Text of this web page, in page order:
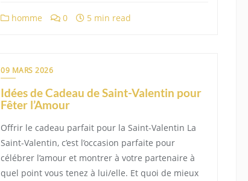
homme 0 5 min read
09 MARS 2026
Idées de Cadeau de Saint-Valentin pour
Fêter l’Amour
Offrir le cadeau parfait pour la Saint-Valentin La
Saint-Valentin, c’est l’occasion parfaite pour
célébrer l’amour et montrer à votre partenaire à
quel point vous tenez à lui/elle. Et quoi de mieux